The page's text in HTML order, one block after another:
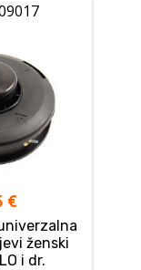
€
ženski
i dr.